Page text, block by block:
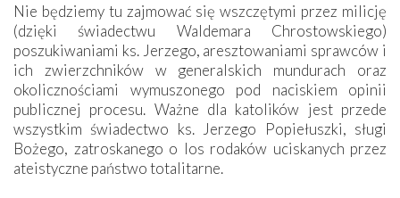
Nie będziemy tu zajmować się wszczętymi przez milicję
(dzięki świadectwu Waldemara Chrostowskiego)
poszukiwaniami ks. Jerzego, aresztowaniami sprawców i
ich zwierzchników w generalskich mundurach oraz
okolicznościami wymuszonego pod naciskiem opinii
publicznej procesu. Ważne dla katolików jest przede
wszystkim świadectwo ks. Jerzego Popiełuszki, sługi
Bożego, zatroskanego o los rodaków uciskanych przez
ateistyczne państwo totalitarne.